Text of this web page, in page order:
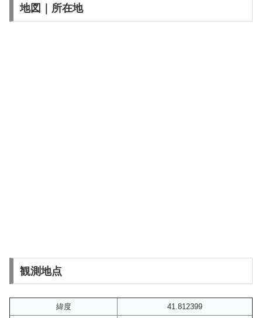
地図｜所在地
観測地点
緯度 41.812399